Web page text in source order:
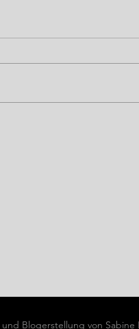
Blogerstellung von